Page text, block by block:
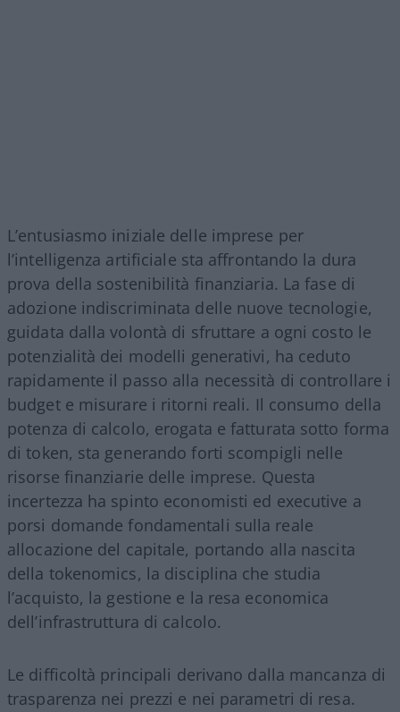
L’entusiasmo iniziale delle imprese per
l’intelligenza artificiale sta affrontando la dura
prova della sostenibilità finanziaria. La fase di
adozione indiscriminata delle nuove tecnologie,
guidata dalla volontà di sfruttare a ogni costo le
potenzialità dei modelli generativi, ha ceduto
rapidamente il passo alla necessità di controllare i
budget e misurare i ritorni reali. Il consumo della
potenza di calcolo, erogata e fatturata sotto forma
di token, sta generando forti scompigli nelle
risorse finanziarie delle imprese. Questa
incertezza ha spinto economisti ed executive a
porsi domande fondamentali sulla reale
allocazione del capitale, portando alla nascita
della tokenomics, la disciplina che studia
l’acquisto, la gestione e la resa economica
dell’infrastruttura di calcolo.
Le difficoltà principali derivano dalla mancanza di
trasparenza nei prezzi e nei parametri di resa.